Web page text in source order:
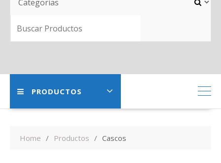
PRODUCTOS
Home Productos Cascos